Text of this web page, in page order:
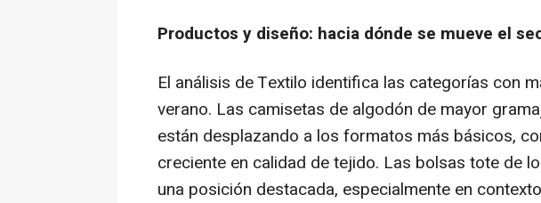
Productos y diseño: hacia dónde se mueve el
El análisis de Textilo identifica las categorías con
verano. Las camisetas de algodón de mayor
están desplazando a los formatos más básicos,
creciente en calidad de tejido. Las bolsas tote de
una posición destacada, especialmente en